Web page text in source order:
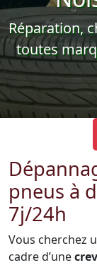
Réparation,
toutes
pneus à
7j/24h
Vous cherchez
cadre d’une